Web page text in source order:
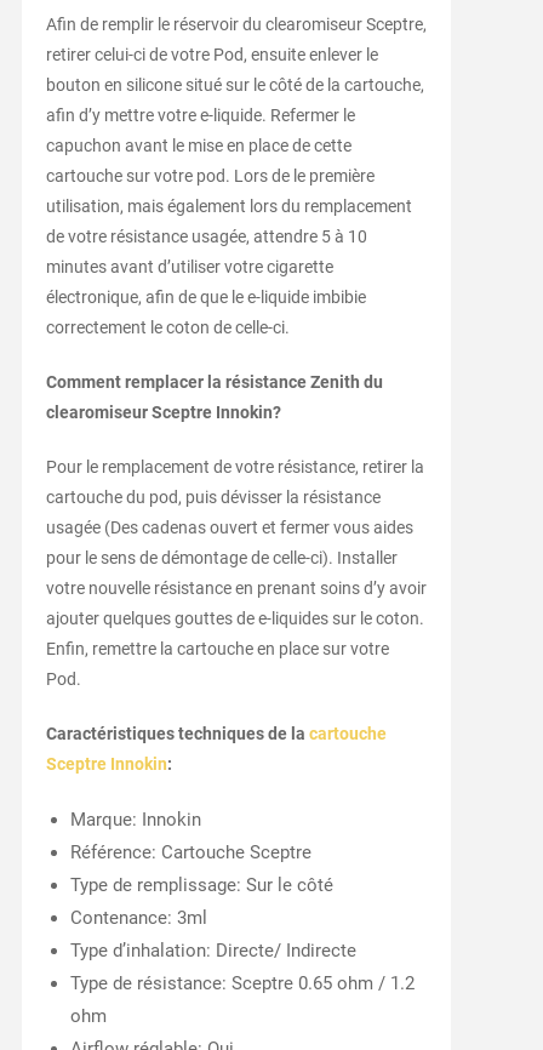
Afin de remplir le réservoir du clearomiseur Sceptre,
retirer celui-ci de votre Pod, ensuite enlever le
bouton en silicone situé sur le côté de la cartouche,
afin d’y mettre votre e-liquide. Refermer le
capuchon avant le mise en place de cette
cartouche sur votre pod. Lors de le première
utilisation, mais également lors du remplacement
de votre résistance usagée, attendre 5 à 10
minutes avant d’utiliser votre cigarette
électronique, afin de que le e-liquide imbibie
correctement le coton de celle-ci.
Comment remplacer la résistance Zenith du
clearomiseur Sceptre Innokin?
Pour le remplacement de votre résistance, retirer la
cartouche du pod, puis dévisser la résistance
usagée (Des cadenas ouvert et fermer vous aides
pour le sens de démontage de celle-ci). Installer
votre nouvelle résistance en prenant soins d’y avoir
ajouter quelques gouttes de e-liquides sur le coton.
Enfin, remettre la cartouche en place sur votre
Pod.
Caractéristiques techniques de la cartouche
Sceptre Innokin:
Marque: Innokin
Référence: Cartouche Sceptre
Type de remplissage: Sur le côté
Contenance: 3ml
Type d’inhalation: Directe/ Indirecte
Type de résistance: Sceptre 0.65 ohm / 1.2
ohm